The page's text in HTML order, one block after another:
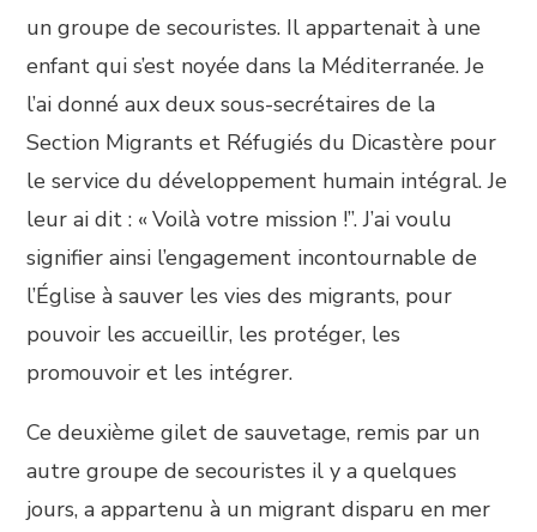
un groupe de secouristes. Il appartenait à une
enfant qui s’est noyée dans la Méditerranée. Je
l’ai donné aux deux sous-secrétaires de la
Section Migrants et Réfugiés du Dicastère pour
le service du développement humain intégral. Je
leur ai dit : « Voilà votre mission !”. J’ai voulu
signifier ainsi l’engagement incontournable de
l’Église à sauver les vies des migrants, pour
pouvoir les accueillir, les protéger, les
promouvoir et les intégrer.
Ce deuxième gilet de sauvetage, remis par un
autre groupe de secouristes il y a quelques
jours, a appartenu à un migrant disparu en mer